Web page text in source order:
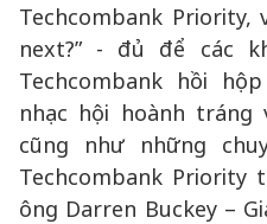
Techcombank Priority,
next?” - đủ để các
Techcombank hồi
nhạc hội hoành
cũng như những
Techcombank
ông Darren Buckey –